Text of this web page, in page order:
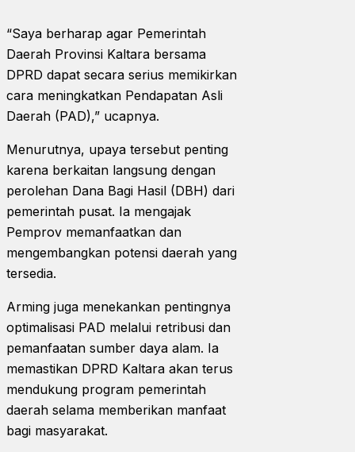
“Saya berharap agar Pemerintah
Daerah Provinsi Kaltara bersama
DPRD dapat secara serius memikirkan
cara meningkatkan Pendapatan Asli
Daerah (PAD),” ucapnya.
Menurutnya, upaya tersebut penting
karena berkaitan langsung dengan
perolehan Dana Bagi Hasil (DBH) dari
pemerintah pusat. Ia mengajak
Pemprov memanfaatkan dan
mengembangkan potensi daerah yang
tersedia.
Arming juga menekankan pentingnya
optimalisasi PAD melalui retribusi dan
pemanfaatan sumber daya alam. Ia
memastikan DPRD Kaltara akan terus
mendukung program pemerintah
daerah selama memberikan manfaat
bagi masyarakat.